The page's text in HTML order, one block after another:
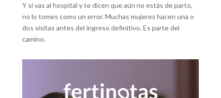
Y si vas al hospital y te dicen que aún no estás de parto,
no lo tomes como un error. Muchas mujeres hacen una o
dos visitas antes del ingreso definitivo. Es parte del
camino.